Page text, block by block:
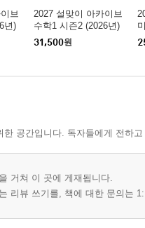
브
년)
2027 설맞이 아카이브
수학1 시즌2 (2026년)
31,500원
한 공간입니다. 독자들에게 전하
거쳐 이 곳에 게재됩니다.
리뷰 쓰기를, 책에 대한 문의는